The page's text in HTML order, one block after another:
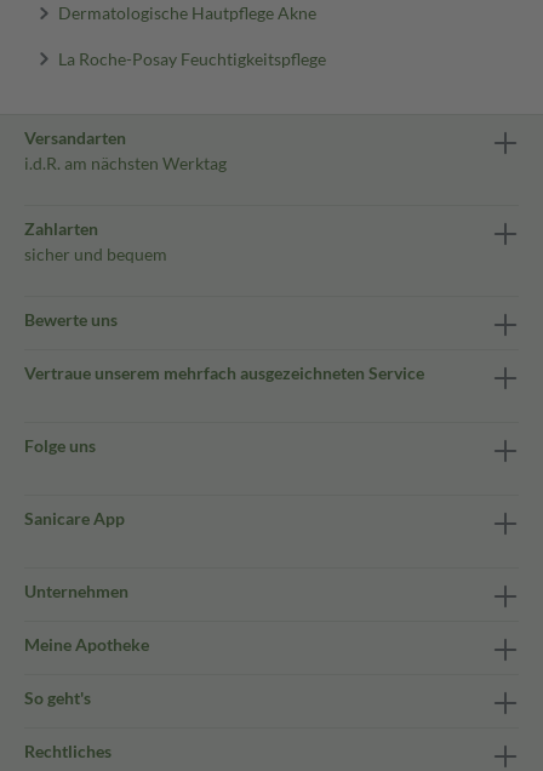
Dermatologische Hautpflege Akne
La Roche-Posay Feuchtigkeitspflege
Versandarten
i.d.R. am nächsten Werktag
Zahlarten
sicher und bequem
Bewerte uns
Vertraue unserem mehrfach ausgezeichneten Service
Folge uns
Sanicare App
Unternehmen
Meine Apotheke
So geht's
Rechtliches